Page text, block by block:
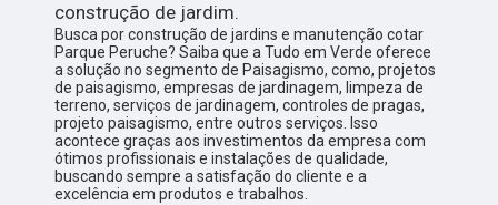
construção de jardim.
Busca por construção de jardins e manutenção cotar
Parque Peruche? Saiba que a Tudo em Verde oferece
a solução no segmento de Paisagismo, como, projetos
de paisagismo, empresas de jardinagem, limpeza de
terreno, serviços de jardinagem, controles de pragas,
projeto paisagismo, entre outros serviços. Isso
acontece graças aos investimentos da empresa com
ótimos profissionais e instalações de qualidade,
buscando sempre a satisfação do cliente e a
excelência em produtos e trabalhos.